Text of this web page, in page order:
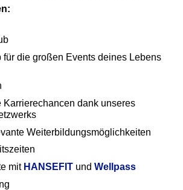
für die großen Events deines Lebens
Karrierechancen dank unseres
Weiterbildungsmöglichkeiten
mit HANSEFIT(opens in new window)
und Wellpass(opens in